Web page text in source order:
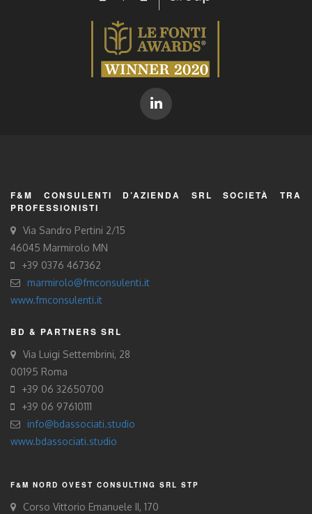
F&M CONSULENTI D’AZIENDA SRL SOCIETÀ TRA
PROFESSIONISTI
Via Sandro Pertini 2/15
46045 Marmirolo MN
+39 0376 467362
marmirolo@fmconsulenti.it
www.fmconsulenti.it
BD & PARTNERS SRL
Via Luigi Settembrini, 28
00195 Roma
+39 06 32650700
+39 06 97610111
info@bdassociati.studio
www.bdassociati.studio
F&M NORD OVEST CONSULTING SRL STP
Corso Vittorio Emanuele II, 170